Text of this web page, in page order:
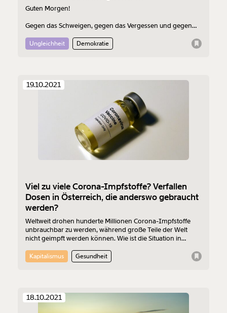
Guten Morgen!
Gegen das Schweigen, gegen das Vergessen und gegen
Tom Schaffer.
Ungleichheit Demokratie
19.10.2021
Viel zu viele Corona-Impfstoffe? Verfallen
Dosen in Österreich, die anderswo gebraucht
werden?
Weltweit drohen hunderte Millionen Corona-Impfstoffe
unbrauchbar zu werden, während große Teile der Welt
nicht geimpft werden können. Wie ist die Situation in
Kapitalismus Gesundheit
18.10.2021